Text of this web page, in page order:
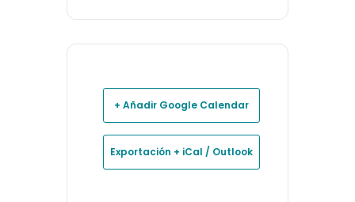
+ Añadir Google Calendar
Exportación + iCal / Outlook